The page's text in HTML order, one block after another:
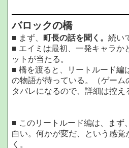
バロックの橋
■ まず、 町長の話を聞く。 続い
■ エイミは最初、一発キャラか
ットが当たる。
■ 橋を渡ると、リートルード編
の物語が待っている。（ゲーム
タバレになるので、詳細は控え
■ このリートルード編は、まず
白い。何かが変だ、という感覚
く。